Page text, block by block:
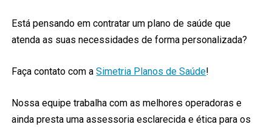
Está pensando em contratar um plano de saúde que
atenda as suas necessidades de forma personalizada?
Faça contato com aSimetria Planos de Saúde!
Nossa equipe trabalha com as melhores operadoras e
ainda presta uma assessoria esclarecida e ética para os